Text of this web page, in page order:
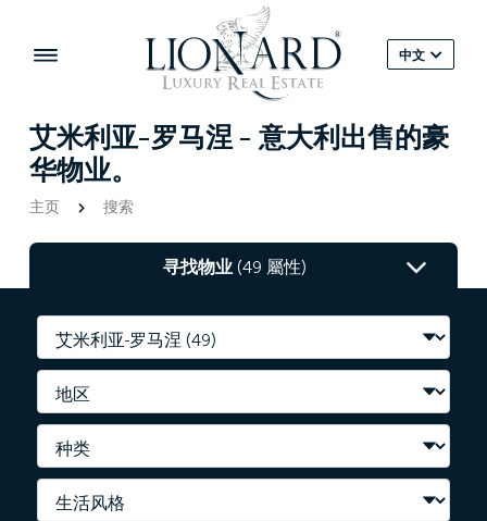
中文
艾米利亚-罗马涅 - 意大利出售的豪
华物业。
主页 搜索
寻找物业(49 屬性)